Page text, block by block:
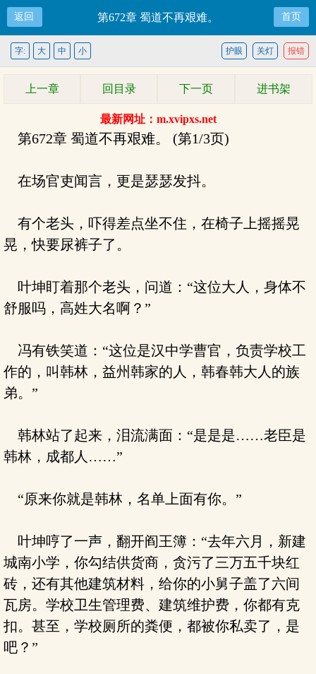
返回 第672章 蜀道不再艰难。 首页
报错
关灯
护眼
字: 大 中 小
上一章 回目录 下一页 进书架
最新网址：m.xvipxs.net
第672章 蜀道不再艰难。 (第1/3页)
在场官吏闻言，更是瑟瑟发抖。
有个老头，吓得差点坐不住，在椅子上摇摇晃
晃，快要尿裤子了。
叶坤盯着那个老头，问道：“这位大人，身体不
舒服吗，高姓大名啊？”
冯有铁笑道：“这位是汉中学曹官，负责学校工
作的，叫韩林，益州韩家的人，韩春韩大人的族
弟。”
韩林站了起来，泪流满面：“是是是……老臣是
韩林，成都人……”
“原来你就是韩林，名单上面有你。”
叶坤哼了一声，翻开阎王簿：“去年六月，新建
城南小学，你勾结供货商，贪污了三万五千块红
砖，还有其他建筑材料，给你的小舅子盖了六间
瓦房。学校卫生管理费、建筑维护费，你都有克
扣。甚至，学校厕所的粪便，都被你私卖了，是
吧？”